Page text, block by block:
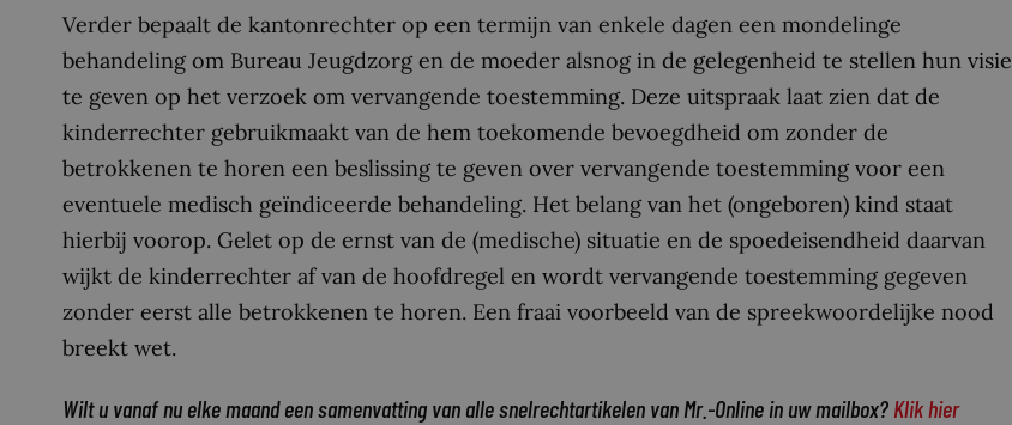
Verder bepaalt de kantonrechter op een termijn van enkele dagen een mondelinge
behandeling om Bureau Jeugdzorg en de moeder alsnog in de gelegenheid te stellen hun visie
te geven op het verzoek om vervangende toestemming. Deze uitspraak laat zien dat de
kinderrechter gebruikmaakt van de hem toekomende bevoegdheid om zonder de
betrokkenen te horen een beslissing te geven over vervangende toestemming voor een
eventuele medisch geïndiceerde behandeling. Het belang van het (ongeboren) kind staat
hierbij voorop. Gelet op de ernst van de (medische) situatie en de spoedeisendheid daarvan
wijkt de kinderrechter af van de hoofdregel en wordt vervangende toestemming gegeven
zonder eerst alle betrokkenen te horen. Een fraai voorbeeld van de spreekwoordelijke nood
breekt wet.
Wilt u vanaf nu elke maand een samenvatting van alle snelrechtartikelen van Mr.-Online in uw mailbox? Klik hier